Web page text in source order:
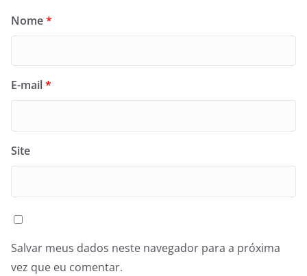
Nome*
E-mail*
Site
Salvar meus dados neste navegador para a próxima
vez que eu comentar.